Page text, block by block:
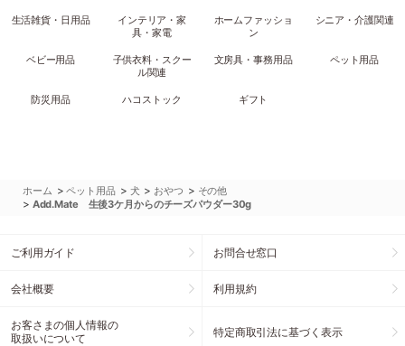
生活雑貨・日用品
インテリア・家
具・家電
ホームファッショ
ン
シニア・介護関連
ベビー用品
子供衣料・スクー
ル関連
文房具・事務用品 ペット用品
防災用品 ハコストック ギフト
ホーム >ペット用品 > 犬 > おやつ > その他
> Add.Mate 生後3ケ月からのチーズパウダー30g
ご利用ガイド お問合せ窓口
会社概要 利用規約
お客さまの個人情報の
取扱いについて
特定商取引法に基づく表示